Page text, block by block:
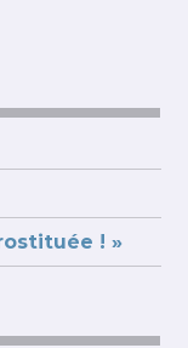
! »